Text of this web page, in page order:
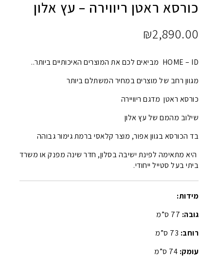
כורסא ראטן ריווירה – עץ אלון
₪2,890.00
HOME – ID מביאים לכם את המוצרים האיכותיים ביותר..
מגוון רחב של מוצרים במחיר המשתלם ביותר
כורסא ראטן מדגם ריוויירה
שילוב מהמם של עץ אלון
בד הכורסא בגוון אפור, מוצר קלאסי ברמת גימור גבוהה
היא מתאימה לפינת ישיבה בסלון, חדר שינה מפנק או משרד
ביתי בעל סטייל ייחודי.
מידות:
גובה:
רוחב:
עומק: